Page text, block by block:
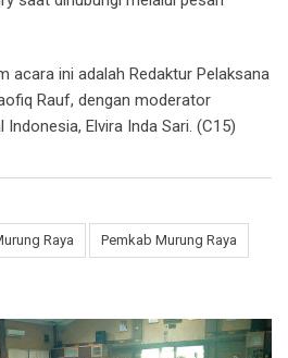
acara ini adalah Redaktur Pelaksana
Rauf, dengan moderator
Elvira Inda Sari. (C15)
Raya Pemkab Murung Raya